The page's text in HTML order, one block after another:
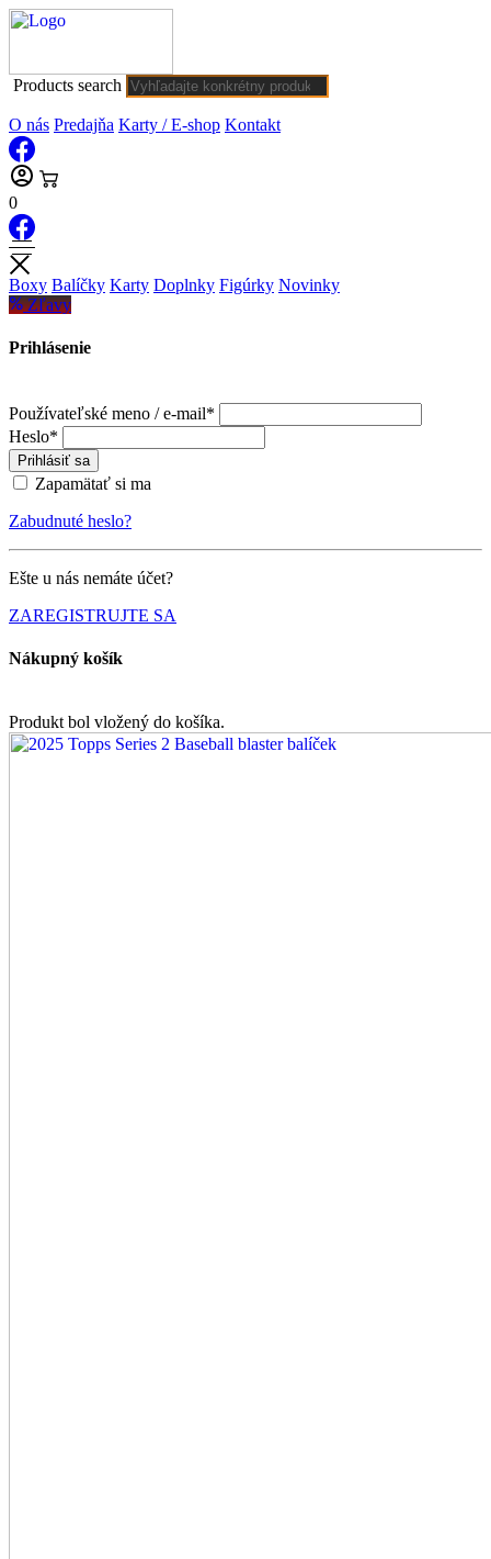
Products search
O nás Predajňa Karty / E-shop Kontakt
0
Boxy Balíčky Karty Doplnky Figúrky Novinky
Zľavy
Prihlásenie
Používateľské meno / e-mail*
Heslo*
Prihlásiť sa
Zapamätať si ma
Zabudnuté heslo?
Ešte u nás nemáte účet?
ZAREGISTRUJTE SA
Nákupný košík
Produkt bol vložený do košíka.